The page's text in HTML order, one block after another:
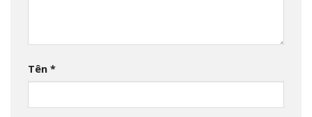
Tên *